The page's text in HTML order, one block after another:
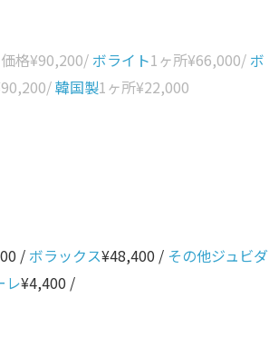
格¥90,200/ ボライト1ヶ所¥66,000/ ボ
/韓国製1ヶ所¥22,000
/ ボラックス¥48,400 / その他ジュビダ
レ¥4,400 /